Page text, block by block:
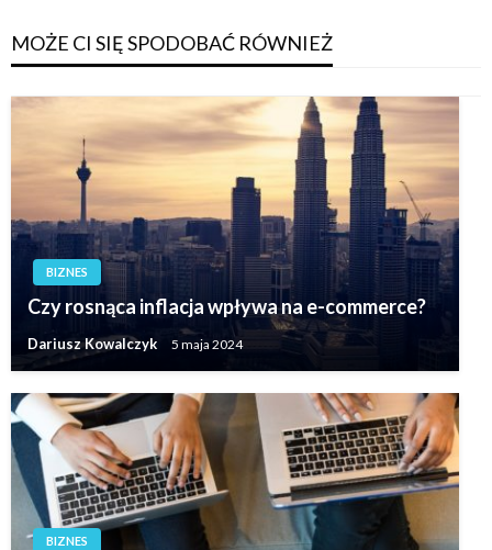
MOŻE CI SIĘ SPODOBAĆ RÓWNIEŻ
BIZNES
Czy rosnąca inflacja wpływa na e-commerce?
Dariusz Kowalczyk 5 maja 2024
BIZNES